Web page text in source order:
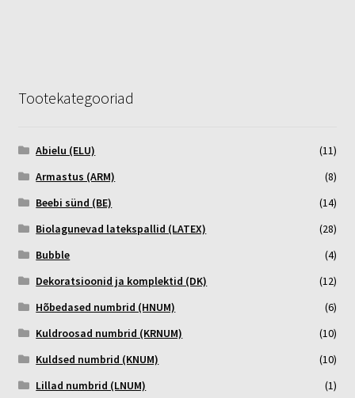
Tootekategooriad
Abielu (ELU)
(11)
Armastus (ARM)
(8)
Beebi sünd (BE)
(14)
Biolagunevad latekspallid (LATEX)
(28)
Bubble
(4)
Dekoratsioonid ja komplektid (DK)
(12)
Hõbedased numbrid (HNUM)
(6)
Kuldroosad numbrid (KRNUM)
(10)
Kuldsed numbrid (KNUM)
(10)
Lillad numbrid (LNUM)
(1)